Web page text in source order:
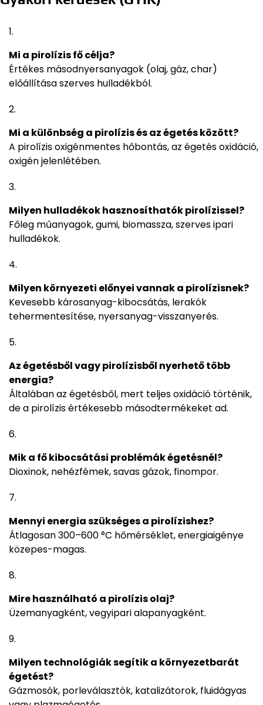
Mi a pirolízis fő célja?
Értékes másodnyersanyagok (olaj, gáz, char)
előállítása szerves hulladékból.
Mi a különbség a pirolízis és az égetés között?
A pirolízis oxigénmentes hőbontás, az égetés oxidáció,
oxigén jelenlétében.
Milyen hulladékok hasznosíthatók pirolízissel?
Főleg műanyagok, gumi, biomassza, szerves ipari
hulladékok.
Milyen környezeti előnyei vannak a pirolízisnek?
Kevesebb károsanyag-kibocsátás, lerakók
tehermentesítése, nyersanyag-visszanyerés.
Az égetésből vagy pirolízisből nyerhető több
energia?
Általában az égetésből, mert teljes oxidáció történik,
de a pirolízis értékesebb másodtermékeket ad.
Mik a fő kibocsátási problémák égetésnél?
Dioxinok, nehézfémek, savas gázok, finompor.
Mennyi energia szükséges a pirolízishez?
Átlagosan 300–600 °C hőmérséklet, energiaigénye
közepes-magas.
Mire használható a pirolízis olaj?
Üzemanyagként, vegyipari alapanyagként.
Milyen technológiák segítik a környezetbarát
égetést?
Gázmosók, porleválasztók, katalizátorok, fluidágyas